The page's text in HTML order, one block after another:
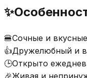
✨
🍔Сочные и
👍Дружелюбный и
🕒Открыто
🎉Живая и